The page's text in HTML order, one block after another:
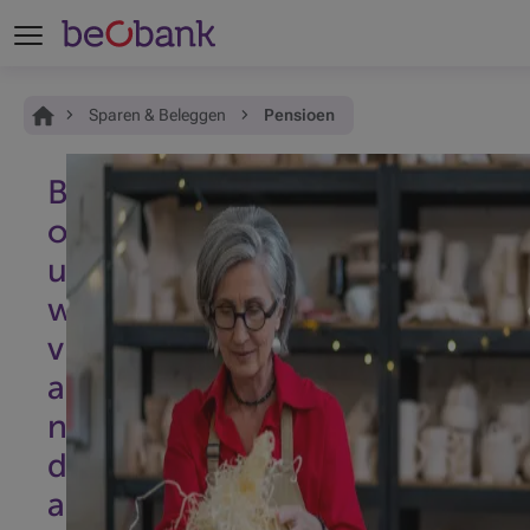
Je bent hier:
Home Sparen & Beleggen Pensioen
B
o
u
w
v
a
n
d
a